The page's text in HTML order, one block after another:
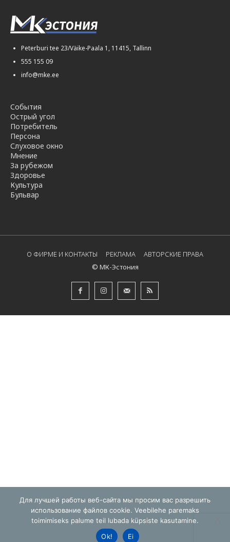
Peterburi tee 23/Väike-Paala 1, 11415, Tallinn
555 155 09
info@mke.ee
События
Острый угол
Потребитель
Персона
Слуховое окно
Мнение
За рубежом
Здоровье
Культура
Бульвар
О ФИРМЕ И КОНТАКТЫ РЕКЛАМА
АВТОРСКИЕ ПРАВА
© МК-Эстония
Для лучшей работы веб-сайта мы просим вас разрешить
использование файлов cookie. Veebilehe paremaks
toimimiseks palume teil lubada küpsiste kasutamine.
Ok!
Ei